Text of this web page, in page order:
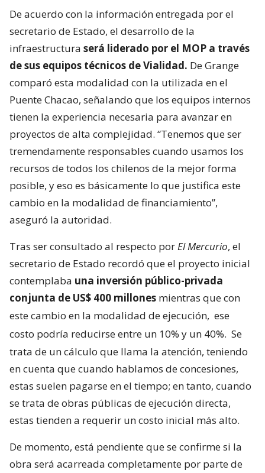
De acuerdo con la información entregada por el
secretario de Estado, el desarrollo de la
infraestructura será liderado por el MOP a través
de sus equipos técnicos de Vialidad. De Grange
comparó esta modalidad con la utilizada en el
Puente Chacao, señalando que los equipos internos
tienen la experiencia necesaria para avanzar en
proyectos de alta complejidad. “Tenemos que ser
tremendamente responsables cuando usamos los
recursos de todos los chilenos de la mejor forma
posible, y eso es básicamente lo que justifica este
cambio en la modalidad de financiamiento”,
aseguró la autoridad.
Tras ser consultado al respecto porEl Mercurio, el
secretario de Estado recordó que el proyecto inicial
contemplaba una inversión público-privada
conjunta de US$ 400 millones mientras que con
este cambio en la modalidad de ejecución, ese
costo podría reducirse entre un 10% y un 40%. Se
trata de un cálculo que llama la atención, teniendo
en cuenta que cuando hablamos de concesiones,
estas suelen pagarse en el tiempo; en tanto, cuando
se trata de obras públicas de ejecución directa,
estas tienden a requerir un costo inicial más alto.
De momento, está pendiente que se confirme si la
obra será acarreada completamente por parte de